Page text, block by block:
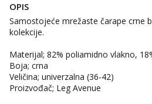
OPIS
Samostojeće mrežaste čarape crne
kolekcije.
Materijal; 82% poliamidno vlakno,
Boja; crna
Veličina; univerzalna (36-42)
Proizvođač; Leg Avenue